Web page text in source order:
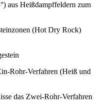
aus Heißdampffeldern zum
(Hot Dry Rock)
Rohr-Verfahren (Heiß und
das Zwei-Rohr-Verfahren